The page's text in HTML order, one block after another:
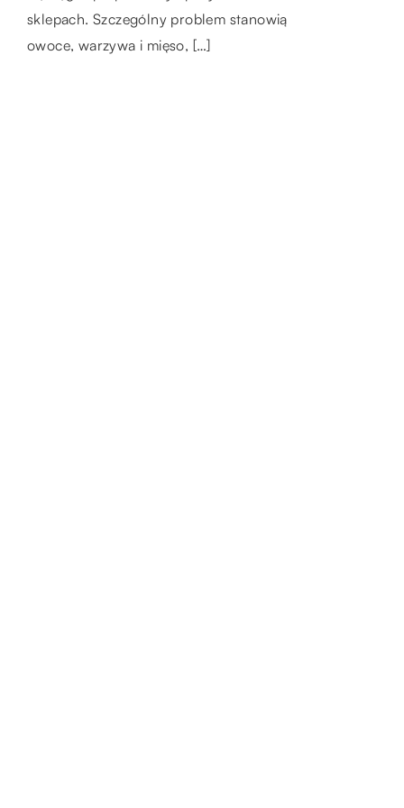
marzą wszyscy. Projektowanie salonu
wymaga odpowiedniego skupienia, […]
sklepach. Szczególny problem stanowią
owoce, warzywa i mięso, […]